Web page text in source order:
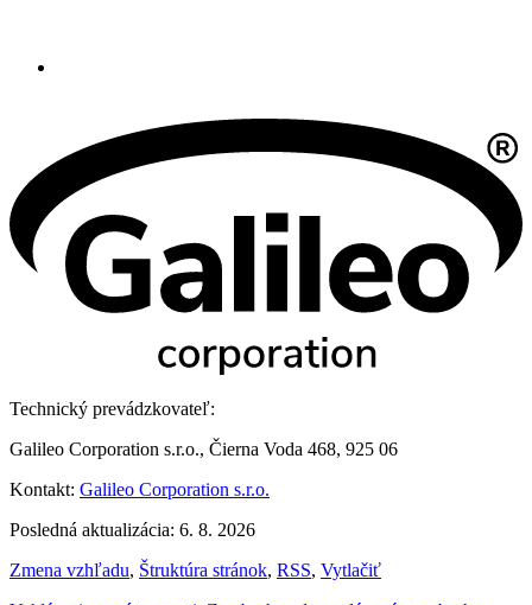
Technický prevádzkovateľ:
Galileo Corporation s.r.o., Čierna Voda 468, 925 06
Kontakt: Galileo Corporation s.r.o.
Posledná aktualizácia: 6. 8. 2026
Zmena vzhľadu, Štruktúra stránok, RSS, Vytlačiť